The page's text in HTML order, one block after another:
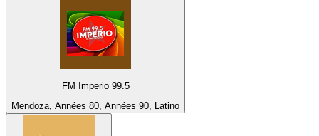
FM Imperio 99.5
Mendoza, Années 80, Années 90, Latino